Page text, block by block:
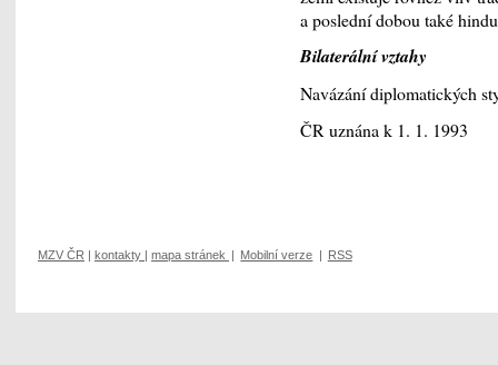
a poslední dobou také
Bilaterální vztahy
Navázání diplomatických
ČR uznána k 1. 1. 1993
MZV ČR | kontakty | mapa stránek | Mobilní verze | RSS